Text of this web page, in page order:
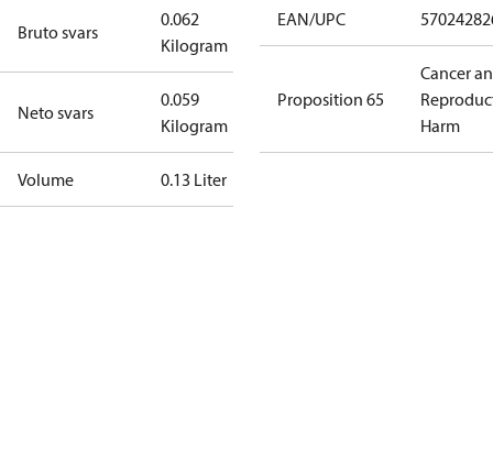
Bruto svars
0.062
Kilogram
Neto svars
0.059
Kilogram
Volume 0.13 Liter
EAN/UPC
Proposition 65
Cancer
Harm